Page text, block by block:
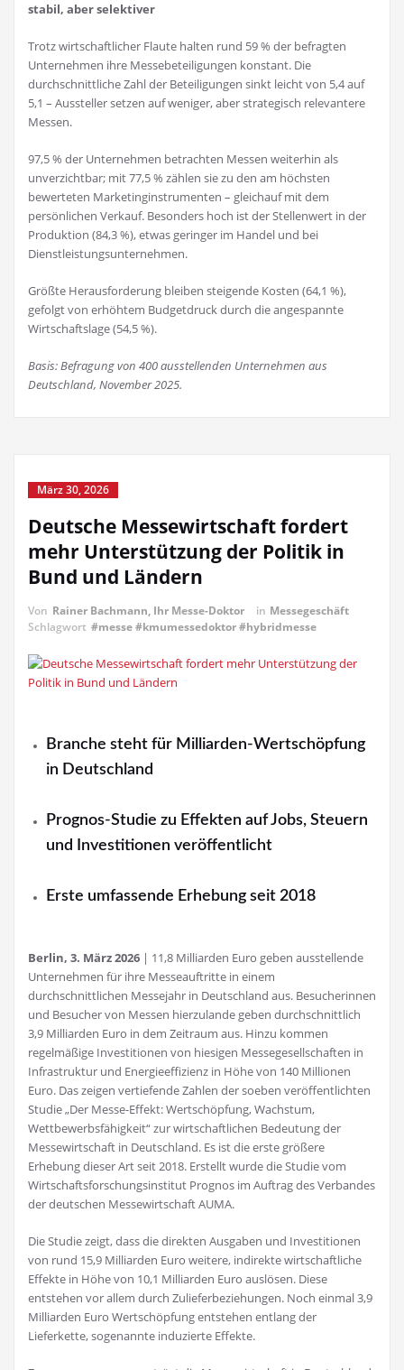
stabil, aber selektiver
Trotz wirtschaftlicher Flaute halten rund 59 % der befragten
Unternehmen ihre Messebeteiligungen konstant. Die
durchschnittliche Zahl der Beteiligungen sinkt leicht von 5,4 auf
5,1 – Aussteller setzen auf weniger, aber strategisch relevantere
Messen.
97,5 % der Unternehmen betrachten Messen weiterhin als
unverzichtbar; mit 77,5 % zählen sie zu den am höchsten
bewerteten Marketinginstrumenten – gleichauf mit dem
persönlichen Verkauf. Besonders hoch ist der Stellenwert in der
Produktion (84,3 %), etwas geringer im Handel und bei
Dienstleistungsunternehmen.
Größte Herausforderung bleiben steigende Kosten (64,1 %),
gefolgt von erhöhtem Budgetdruck durch die angespannte
Wirtschaftslage (54,5 %).
Basis: Befragung von 400 ausstellenden Unternehmen aus
Deutschland, November 2025.
März 30, 2026
Deutsche Messewirtschaft fordert
mehr Unterstützung der Politik in
Bund und Ländern
Von Rainer Bachmann, Ihr Messe-Doktor in Messegeschäft
Schlagwort #messe #kmumessedoktor #hybridmesse
Branche steht für Milliarden-Wertschöpfung
in Deutschland
Prognos-Studie zu Effekten auf Jobs, Steuern
und Investitionen veröffentlicht
Erste umfassende Erhebung seit 2018
Berlin, 3. März 2026 | 11,8 Milliarden Euro geben ausstellende
Unternehmen für ihre Messeauftritte in einem
durchschnittlichen Messejahr in Deutschland aus. Besucherinnen
und Besucher von Messen hierzulande geben durchschnittlich
3,9 Milliarden Euro in dem Zeitraum aus. Hinzu kommen
regelmäßige Investitionen von hiesigen Messegesellschaften in
Infrastruktur und Energieeffizienz in Höhe von 140 Millionen
Euro. Das zeigen vertiefende Zahlen der soeben veröffentlichten
Studie „Der Messe-Effekt: Wertschöpfung, Wachstum,
Wettbewerbsfähigkeit“ zur wirtschaftlichen Bedeutung der
Messewirtschaft in Deutschland. Es ist die erste größere
Erhebung dieser Art seit 2018. Erstellt wurde die Studie vom
Wirtschaftsforschungsinstitut Prognos im Auftrag des Verbandes
der deutschen Messewirtschaft AUMA.
Die Studie zeigt, dass die direkten Ausgaben und Investitionen
von rund 15,9 Milliarden Euro weitere, indirekte wirtschaftliche
Effekte in Höhe von 10,1 Milliarden Euro auslösen. Diese
entstehen vor allem durch Zulieferbeziehungen. Noch einmal 3,9
Milliarden Euro Wertschöpfung entstehen entlang der
Lieferkette, sogenannte induzierte Effekte.